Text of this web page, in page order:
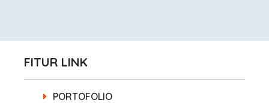
FITUR LINK
PORTOFOLIO